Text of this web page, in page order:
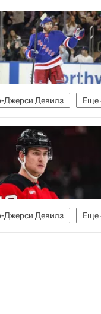
Еще
Джерси Девилз
Цыплаков
Еще
Джерси Девилз